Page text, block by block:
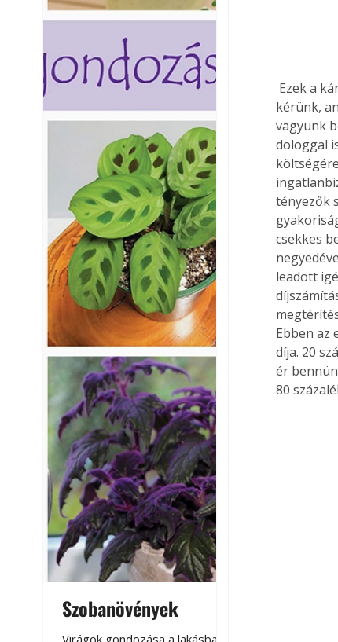
Szobanövények
kérünk,
vagyunk
dologgal
tényezők
csekkes
leadott
Ebben az
díja. 20
ér
80